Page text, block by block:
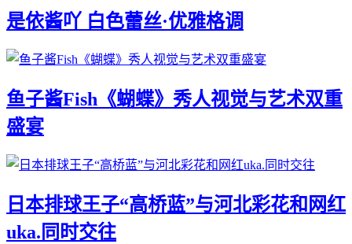
是依酱吖 白色蕾丝·优雅格调
鱼子酱Fish《蝴蝶》秀人视觉与艺术双重
盛宴
日本排球王子“高桥蓝”与河北彩花和网红
uka.同时交往